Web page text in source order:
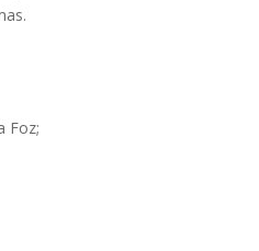
Foz;